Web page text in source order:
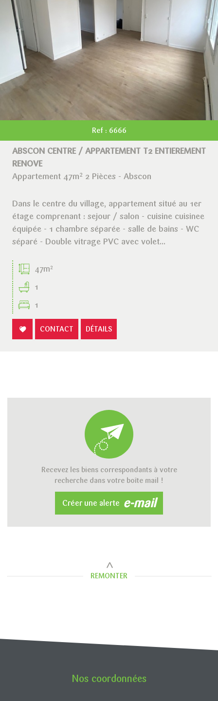
Ref : 6666
ABSCON CENTRE / APPARTEMENT T2 ENTIEREMENT
RENOVE
Appartement 47m² 2 Pièces - Abscon
Dans le centre du village, appartement situé au 1er
étage comprenant : sejour / salon - cuisine cuisinee
équipée - 1 chambre séparée - salle de bains - WC
séparé - Double vitrage PVC avec volet...
47m²
1
1
CONTACT DÉTAILS
Recevez les biens correspondants à votre
recherche dans votre boîte mail !
Créer une alerte e-mail
REMONTER
Nos coordonnées